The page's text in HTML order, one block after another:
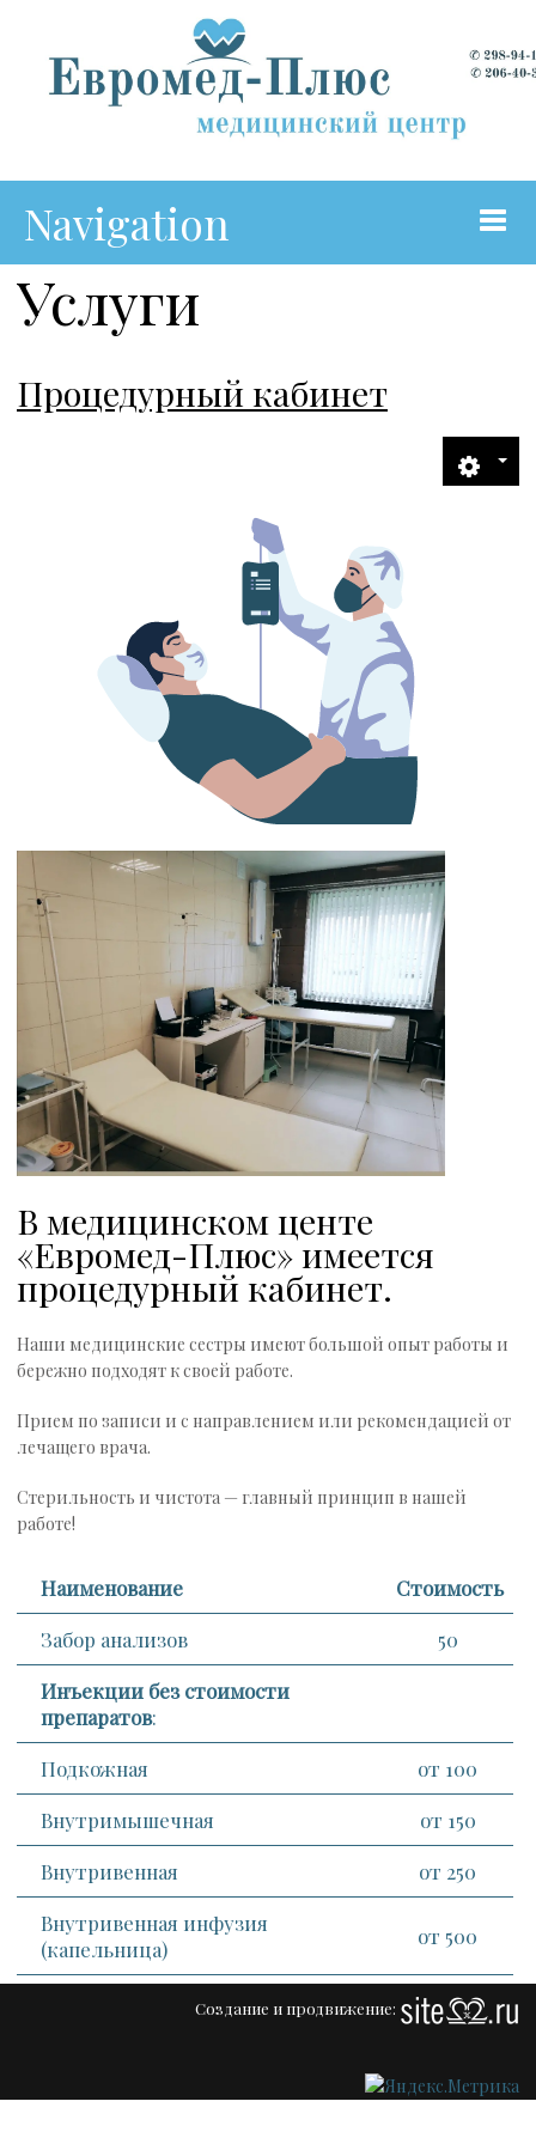
Navigation
Главная
Прейскурант
Контакты
Услуги
Процедурный кабинет
В медицинском центе
«Евромед-Плюс» имеется
процедурный кабинет.
Наши медицинские сестры имеют большой опыт работы и
бережно подходят к своей работе.
Прием по записи и с направлением или рекомендацией от
лечащего врача.
Стерильность и чистота — главный принцип в нашей
работе!
Наименование
Стоимость
Забор анализов
50
Инъекции без стоимости
препаратов:
Подкожная
от 100
Внутримышечная
от 150
Внутривенная
от 250
Внутривенная инфузия
(капельница)
от 500
Создание и продвижение: